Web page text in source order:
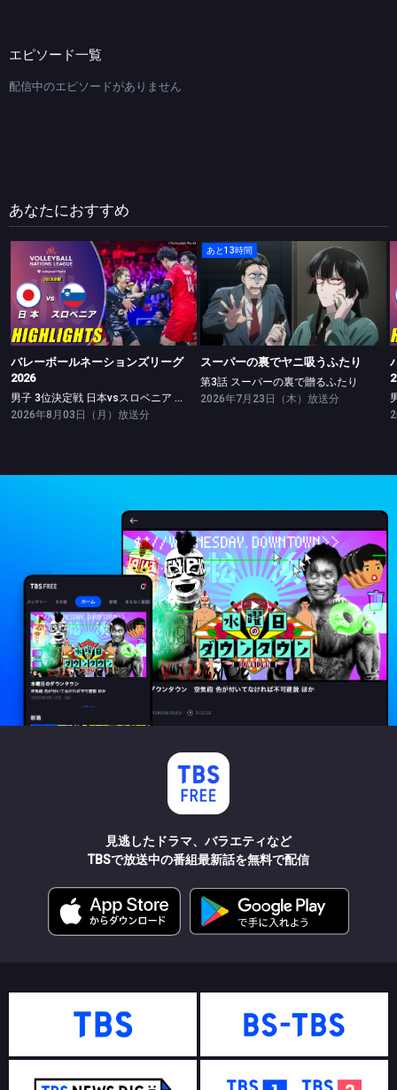
と。小さな少女は、空を見上げる。スバル・ナカジマ、１５歳。憧れに向
(C)なのはStrikerS PROJECT
エピソード一覧
配信中のエピソードがありません
あなたにおすすめ
バレーボールネーションズリーグ2026
男子 3位決定戦 日本vsスロベニア ハイライト
バレーボールネーションズリーグ
2026
男子 3位決定戦 日本vsスロベニア ハイライト
2026年8月03日（月）放送分
あと13時間
スーパーの裏でヤニ吸うふたり
第3話 スーパーの裏で贈るふたり
スーパーの裏でヤニ吸うふたり
第3話 スーパーの裏で贈るふたり
2026年7月23日（木）放送分
見逃したドラマ、バラエティなど
TBSで放送中の番組最新話を無料で配信